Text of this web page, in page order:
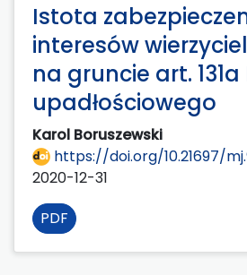
Istota
interesów
na gruncie art.
upadłościowego
Karol Boruszewski
https://doi.org/10.21697/
2020-12-31
PDF